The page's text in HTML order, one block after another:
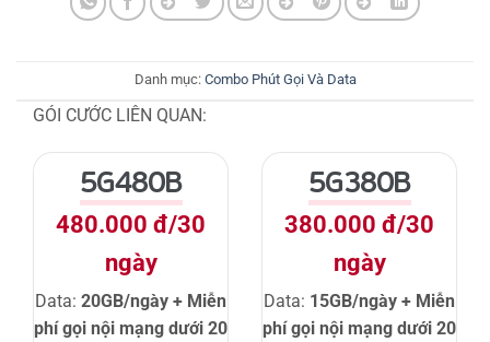
Danh mục: Combo Phút Gọi Và Data
GÓI CƯỚC LIÊN QUAN:
5G480B
480.000 đ/30
ngày
Data: 20GB/ngày + Miễn
phí gọi nội mạng dưới 20
5G380B
380.000 đ/30
ngày
Data: 15GB/ngày + Miễn
phí gọi nội mạng dưới 20